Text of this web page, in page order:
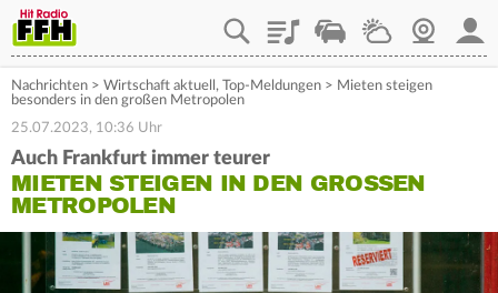
PlaylistStaupilotWetterWebcam
Nachrichten > Wirtschaft aktuell , Top-Meldungen > Mieten steigen
besonders in den großen Metropolen
25.07.2023, 10:36 Uhr
Auch Frankfurt immer teurer
MIETEN STEIGEN IN DEN GROSSEN M
ETROPOLEN